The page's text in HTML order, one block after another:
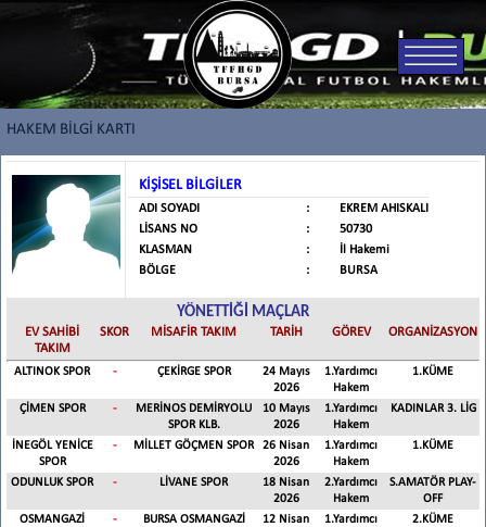
HAKEM BİLGİ KARTI
KİŞİSEL BİLGİLER
ADI SOYADI :
EKREM AHISKALI
LİSANS NO
:
50730
KLASMAN
:
İl Hakemi
BÖLGE
: BURSA
YÖNETTİĞİ MAÇLAR
EV SAHİBİ
TAKIM
SKOR MİSAFİR TAKIM TARİH GÖREV ORGANİZASYON
ALTINOK SPOR - ÇEKİRGE SPOR
24 Mayıs
2026
1.Yardımcı
Hakem
1.KÜME
ÇİMEN SPOR -
MERİNOS DEMİRYOLU
SPOR KLB.
10 Mayıs
2026
1.Yardımcı
Hakem
KADINLAR 3. LİG
İNEGÖL YENİCE
SPOR
- MİLLET GÖÇMEN SPOR
26 Nisan
2026
1.Yardımcı
Hakem
1.KÜME
ODUNLUK SPOR - LİVANE SPOR
18 Nisan
2026
2.Yardımcı
Hakem
S.AMATÖR PLAY-
OFF
OSMANGAZİ
- BURSA OSMANGAZİ
12 Nisan
1.Yardımcı
2.KÜME